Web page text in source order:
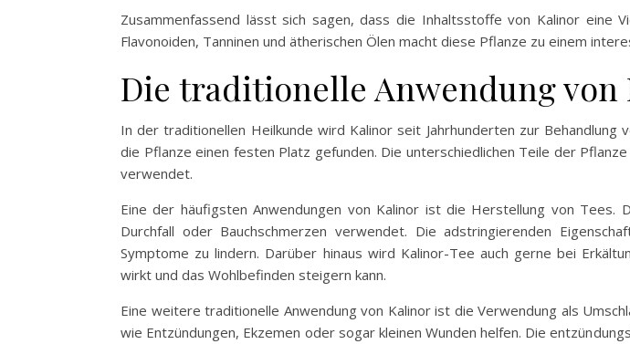
Zusammenfassend lässt sich sagen, dass die Inhaltsstoffe von Kalinor eine
Flavonoiden, Tanninen und ätherischen Ölen macht diese Pflanze zu einem
Die traditionelle Anwendung von
In der traditionellen Heilkunde wird Kalinor seit Jahrhunderten zur
die Pflanze einen festen Platz gefunden. Die unterschiedlichen Teile der
verwendet.
Eine der häufigsten Anwendungen von Kalinor ist die Herstellung von
Durchfall oder Bauchschmerzen verwendet. Die adstringierenden
Symptome zu lindern. Darüber hinaus wird Kalinor-Tee auch gerne bei
wirkt und das Wohlbefinden steigern kann.
Eine weitere traditionelle Anwendung von Kalinor ist die Verwendung als
wie Entzündungen, Ekzemen oder sogar kleinen Wunden helfen. Die